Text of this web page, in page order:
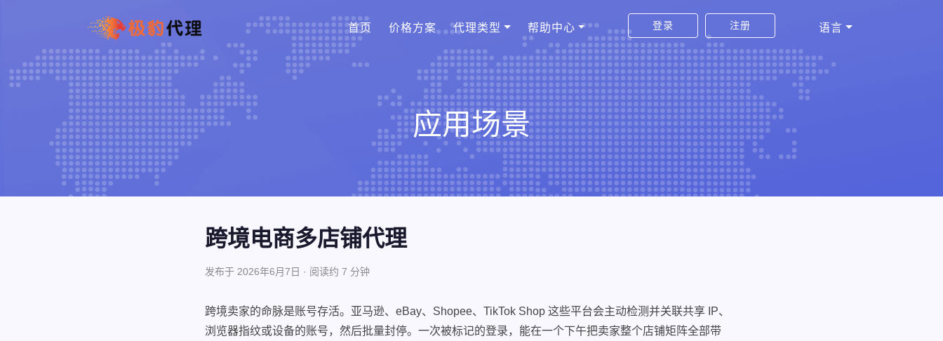
首页 价格方案 代理类型 帮助中心 登录 注册 语言
应用场景
跨境电商多店铺代理
发布于 2026年6月7日 · 阅读约 7 分钟
跨境卖家的命脉是账号存活。亚马逊、eBay、Shopee、TikTok Shop 这些平台会主动检测并关联共享 IP、
浏览器指纹或设备的账号，然后批量封停。一次被标记的登录，能在一个下午把卖家整个店铺矩阵全部带